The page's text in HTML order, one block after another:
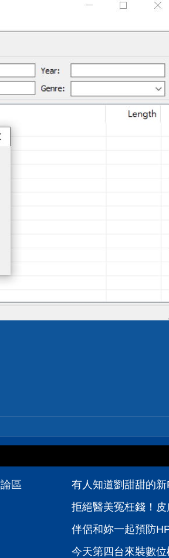
區
有人知道劉甜甜的
拒絕醫美冤枉錢！
伴侶和妳一起預防
今天第四台來裝數